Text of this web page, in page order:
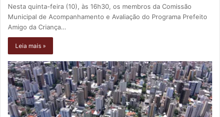
Nesta quinta-feira (10), às 16h30, os membros da Comissão
Municipal de Acompanhamento e Avaliação do Programa Prefeito
Amigo da Criança…
Leia mais »